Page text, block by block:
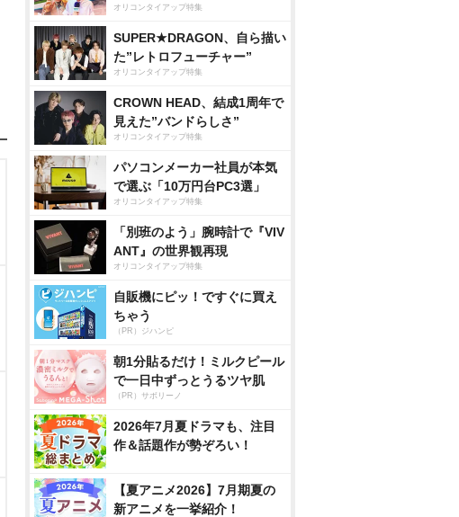
オリコンタイアップ特集
SUPER★DRAGON、自ら描い
た”レトロフューチャー”
オリコンタイアップ特集
CROWN HEAD、結成1周年で
見えた”バンドらしさ”
オリコンタイアップ特集
パソコンメーカー社員が本気
で選ぶ「10万円台PC3選」
オリコンタイアップ特集
「別班のよう」腕時計で『VIV
ANT』の世界観再現
オリコンタイアップ特集
自販機にピッ！ですぐに買え
ちゃう
（PR）ジハンピ
朝1分貼るだけ！ミルクピール
で一日中ずっとうるツヤ肌
（PR）サボリーノ
2026年7月夏ドラマも、注目
作＆話題作が勢ぞろい！
【夏アニメ2026】7月期夏の
新アニメを一挙紹介！